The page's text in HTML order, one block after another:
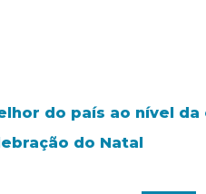
do país ao nível
do Natal